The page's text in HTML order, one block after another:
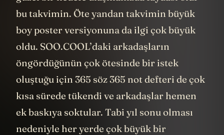
bu takvimin. Öte yandan takvimin büyük
boy poster versiyonuna da ilgi çok büyük
oldu. SOO.COOL’daki arkadaşların
öngördüğünün çok ötesinde bir istek
oluştuğu için 365 söz 365 not defteri de çok
kısa sürede tükendi ve arkadaşlar hemen
ek baskıya soktular. Tabi yıl sonu olması
nedeniyle her yerde çok büyük bir